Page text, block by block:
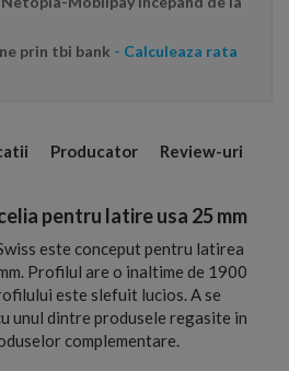
prin tbi bank - Calculeaza rata
Producator Review-uri
pentru latire usa 25 mm
este conceput pentru latirea
Profilul are o inaltime de 1900
este slefuit lucios. A se
unul dintre produsele regasite in
complementare.